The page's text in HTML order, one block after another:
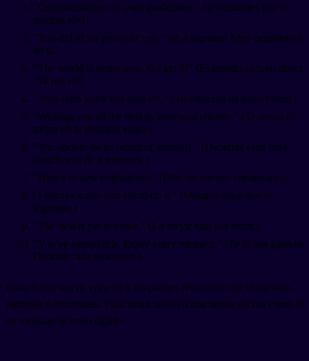
"Congratulations on your graduation!" (¡Felicidades por tu
graduación!)
"You did it! So proud of you." (¡Lo lograste! Muy orgulloso/a
de ti.)
"The world is yours now. Go get it!" (El mundo es tuyo ahora.
¡Ve por él!)
"Your hard work has paid off." (Tu esfuerzo ha dado frutos.)
"Wishing you all the best in your next chapter." (Te deseo lo
mejor en tu próxima etapa.)
"You should be so proud of yourself." (Deberías estar muy
orgulloso/a de ti mismo/a.)
"Here's to new beginnings!" (¡Por los nuevos comienzos!)
"I always knew you could do it." (Siempre supe que lo
lograrías.)
"The best is yet to come." (Lo mejor está por venir.)
"You've earned this. Enjoy every moment." (Te lo has ganado.
Disfruta cada momento.)
Estas frases son de cortesía y las puedes relacionar con situaciones
formales e informales. Funcionan tanto en una tarjeta escrita como en
un mensaje de texto rápido.